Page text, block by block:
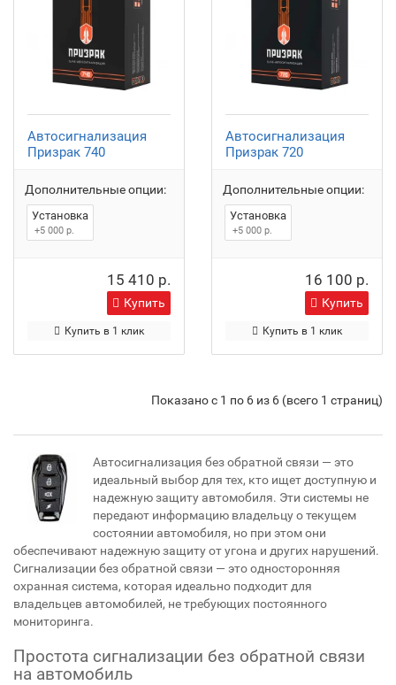
Автосигнализация
Призрак 740
Дополнительные опции:
Установка
+5 000 р.
15 410 р.
Купить
Купить в 1 клик
Автосигнализация
Призрак 720
Дополнительные опции:
Установка
+5 000 р.
16 100 р.
Купить
Купить в 1 клик
Показано с 1 по 6 из 6 (всего 1 страниц)
Автосигнализация без обратной связи — это
идеальный выбор для тех, кто ищет доступную и
надежную защиту автомобиля. Эти системы не
передают информацию владельцу о текущем
состоянии автомобиля, но при этом они
обеспечивают надежную защиту от угона и других нарушений.
Сигнализации без обратной связи — это односторонняя
охранная система, которая идеально подходит для
владельцев автомобилей, не требующих постоянного
мониторинга.
Простота сигнализации без обратной связи
на автомобиль